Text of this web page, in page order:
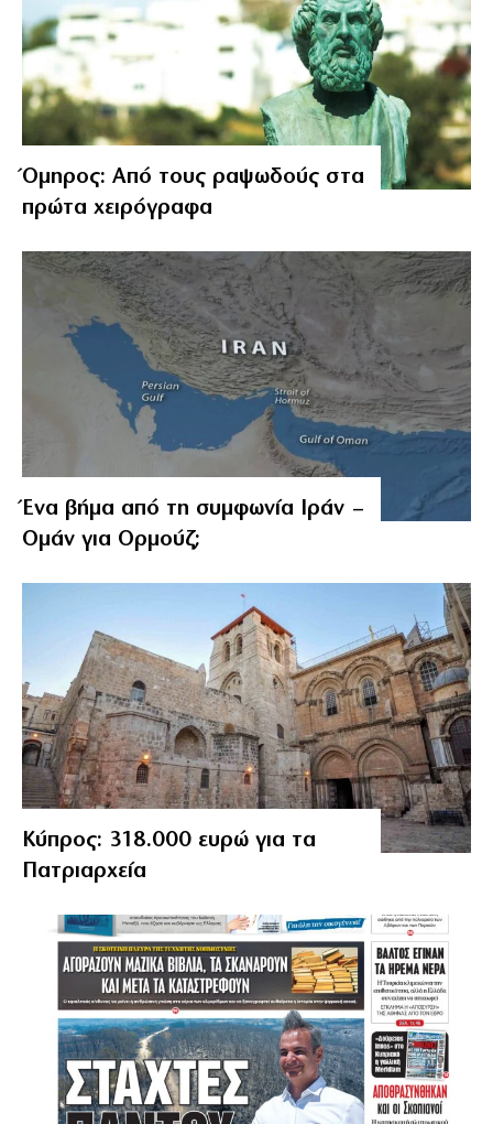
Όμηρος: Από τους ραψωδούς στα
πρώτα χειρόγραφα
Ένα βήμα από τη συμφωνία Ιράν –
Ομάν για Ορμούζ;
Κύπρος: 318.000 ευρώ για τα
Πατριαρχεία